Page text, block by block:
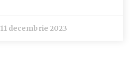
11 decembrie 2023